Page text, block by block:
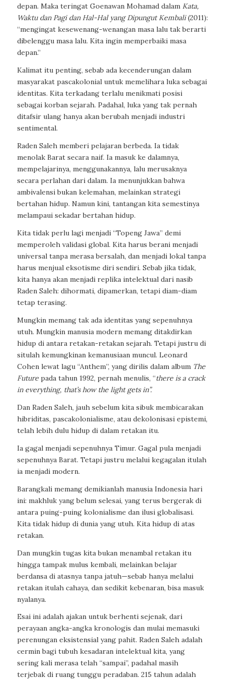
depan. Maka teringat Goenawan Mohamad dalam Kata,
Waktu dan Pagi dan Hal-Hal yang Dipungut Kembali(2011):
“mengingat kesewenang-wenangan masa lalu tak berarti
dibelenggu masa lalu. Kita ingin memperbaiki masa
depan.”
Kalimat itu penting, sebab ada kecenderungan dalam
masyarakat pascakolonial untuk memelihara luka sebagai
identitas. Kita terkadang terlalu menikmati posisi
sebagai korban sejarah. Padahal, luka yang tak pernah
ditafsir ulang hanya akan berubah menjadi industri
sentimental.
Raden Saleh memberi pelajaran berbeda. Ia tidak
menolak Barat secara naif. Ia masuk ke dalamnya,
mempelajarinya, menggunakannya, lalu merusaknya
secara perlahan dari dalam. Ia menunjukkan bahwa
ambivalensi bukan kelemahan, melainkan strategi
bertahan hidup. Namun kini, tantangan kita semestinya
melampaui sekadar bertahan hidup.
Kita tidak perlu lagi menjadi “Topeng Jawa” demi
memperoleh validasi global. Kita harus berani menjadi
universal tanpa merasa bersalah, dan menjadi lokal tanpa
harus menjual eksotisme diri sendiri. Sebab jika tidak,
kita hanya akan menjadi replika intelektual dari nasib
Raden Saleh: dihormati, dipamerkan, tetapi diam-diam
tetap terasing.
Mungkin memang tak ada identitas yang sepenuhnya
utuh. Mungkin manusia modern memang ditakdirkan
hidup di antara retakan-retakan sejarah. Tetapi justru di
situlah kemungkinan kemanusiaan muncul. Leonard
Cohen lewat lagu “Anthem”, yang dirilis dalam album The
Futurepada tahun 1992, pernah menulis, “there is a crack
in everything, that’s how the light gets in”.
Dan Raden Saleh, jauh sebelum kita sibuk membicarakan
hibriditas, pascakolonialisme, atau dekolonisasi epistemi,
telah lebih dulu hidup di dalam retakan itu.
Ia gagal menjadi sepenuhnya Timur. Gagal pula menjadi
sepenuhnya Barat. Tetapi justru melalui kegagalan itulah
ia menjadi modern.
Barangkali memang demikianlah manusia Indonesia hari
ini: makhluk yang belum selesai, yang terus bergerak di
antara puing-puing kolonialisme dan ilusi globalisasi.
Kita tidak hidup di dunia yang utuh. Kita hidup di atas
retakan.
Dan mungkin tugas kita bukan menambal retakan itu
hingga tampak mulus kembali, melainkan belajar
berdansa di atasnya tanpa jatuh—sebab hanya melalui
retakan itulah cahaya, dan sedikit kebenaran, bisa masuk
nyalanya.
Esai ini adalah ajakan untuk berhenti sejenak, dari
perayaan angka-angka kronologis dan mulai memasuki
perenungan eksistensial yang pahit. Raden Saleh adalah
cermin bagi tubuh kesadaran intelektual kita, yang
sering kali merasa telah “sampai”, padahal masih
terjebak di ruang tunggu peradaban. 215 tahun adalah